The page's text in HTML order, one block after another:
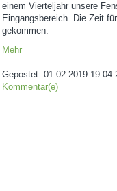
einem Vierteljahr unsere
Eingangsbereich. Die Zeit
gekommen.
Mehr
Gepostet: 01.02.2019
Kommentar(e)